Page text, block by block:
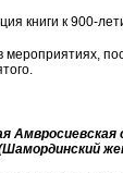
книги к 900-
мероприятиях,
Амвросиевская